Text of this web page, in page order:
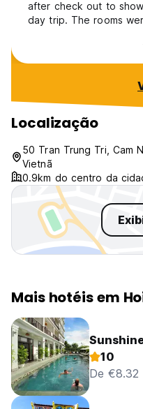
after check out to
day trip. The rooms
and very nice. The
owned and they are
helpful. Big
Localização
50 Tran Trung Tri, Cam
Vietnã
0.9km do centro da
Mais hotéis em
10
De €8.32